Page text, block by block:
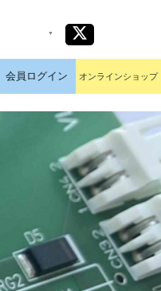
会員ログイン オンラインショップ